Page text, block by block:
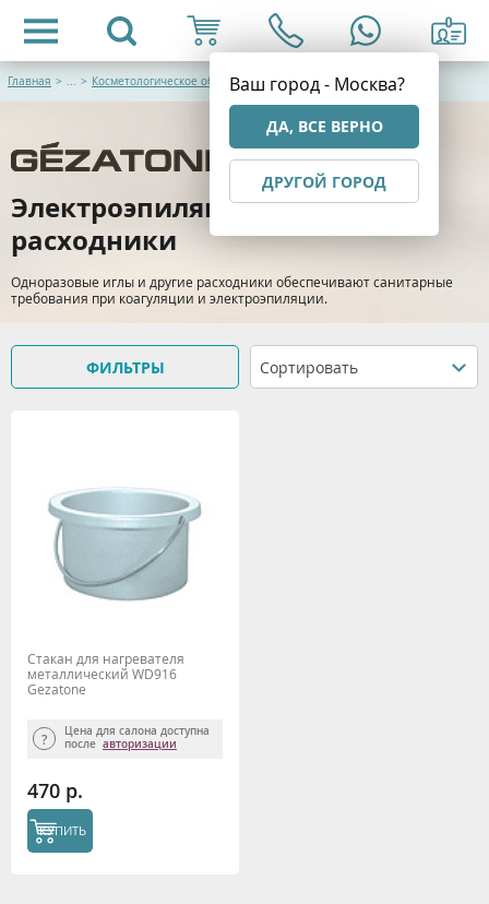
Ваш город - Москва?
ДА, ВСЕ ВЕРНО
ДРУГОЙ ГОРОД
Главная > ... > Косметологическое оборудование и аппараты
Электроэпиляция, коагуляция,
расходники
Одноразовые иглы и другие расходники обеспечивают санитарные
требования при коагуляции и электроэпиляции.
Сортировать
ФИЛЬТРЫ
Стакан для нагревателя
металлический WD916
Gezatone
Цена для салона доступна
после авторизации
470 р.
КУПИТЬ